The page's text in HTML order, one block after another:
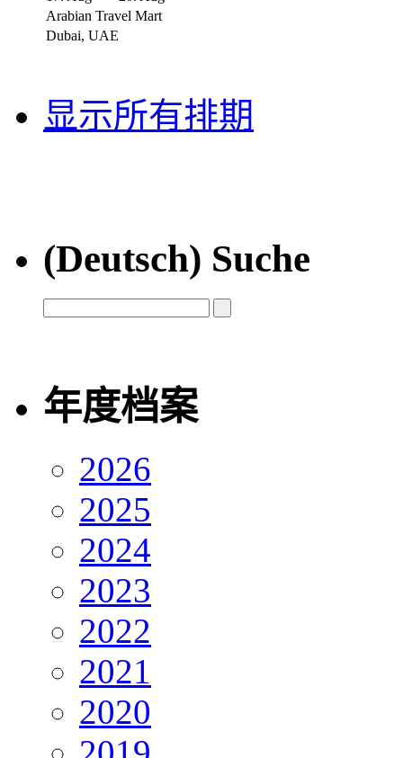
Arabian Travel Mart
Dubai, UAE
显示所有排期
(Deutsch) Suche
年度档案
2026
2025
2024
2023
2022
2021
2020